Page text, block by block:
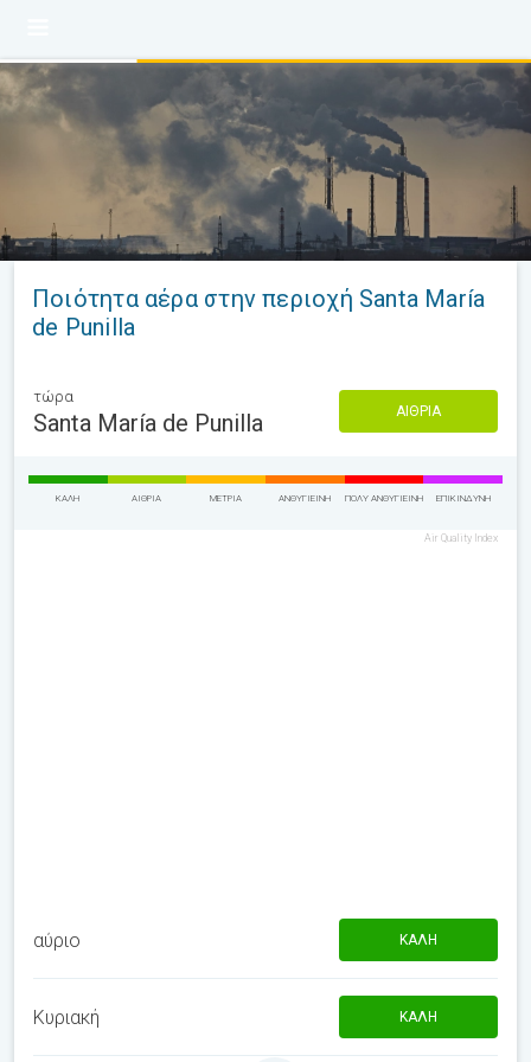
Ποιότητα αέρα στην περιοχή Santa María
de Punilla
τώρα
Santa María de Punilla ΑΊΘΡΙΑ
ΚΑΛΉ ΑΊΘΡΙΑ ΜΈΤΡΙΑ ΑΝΘΥΓΙΕΙΝΉ ΠΟΛΎ ΑΝΘΥΓΙΕΙΝΉ ΕΠΙΚΊΝΔΥΝΗ
Air Quality Index
αύριο ΚΑΛΉ
Κυριακή ΚΑΛΉ